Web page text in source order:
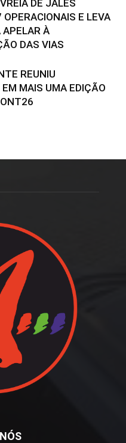
DE JALES
E LEVA
APELAR À
DAS VIAS
REUNIU
MAIS UMA EDIÇÃO